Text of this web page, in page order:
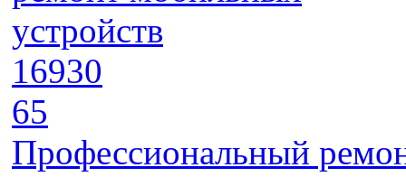
16930
65
Профессиональный